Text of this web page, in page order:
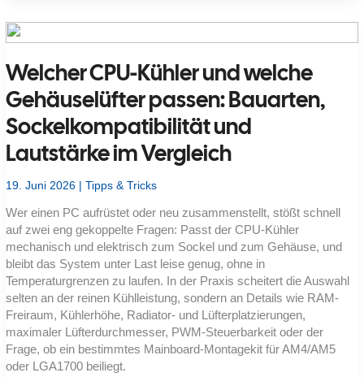
Warum
Stecker
aber
Laden,
Daten
und
Bild
nicht
immer
funktionieren
Welcher CPU-Kühler und welche
Gehäuselüfter passen: Bauarten,
Sockelkompatibilität und
Lautstärke im Vergleich
19. Juni 2026 |Tipps & Tricks
Wer einen PC aufrüstet oder neu zusammenstellt, stößt schnell
auf zwei eng gekoppelte Fragen: Passt der CPU-Kühler
mechanisch und elektrisch zum Sockel und zum Gehäuse, und
bleibt das System unter Last leise genug, ohne in
Temperaturgrenzen zu laufen. In der Praxis scheitert die Auswahl
selten an der reinen Kühlleistung, sondern an Details wie RAM-
Freiraum, Kühlerhöhe, Radiator- und Lüfterplatzierungen,
maximaler Lüfterdurchmesser, PWM-Steuerbarkeit oder der
Frage, ob ein bestimmtes Mainboard-Montagekit für AM4/AM5
oder LGA1700 beiliegt.